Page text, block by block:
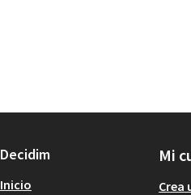
Decidim
Inicio
Mi
Crea